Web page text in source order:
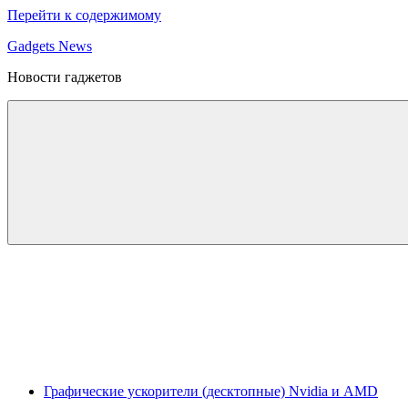
Перейти к содержимому
Gadgets News
Новости гаджетов
Графические ускорители (десктопные) Nvidia и AMD